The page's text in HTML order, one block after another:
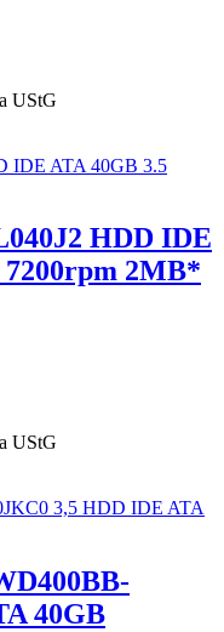
UStG
HDD IDE
7200rpm 2MB*
UStG
40GB